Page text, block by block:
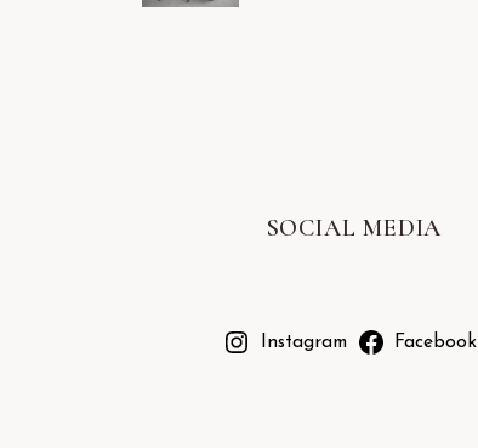
SOCIAL MEDIA
Instagram Facebook